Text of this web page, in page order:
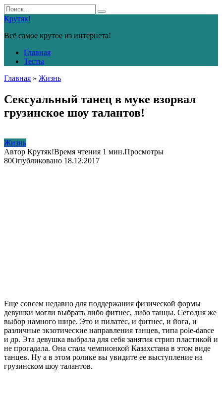
Перейти
к
контенту
Search
for:
Крутяк!
Всё самое крутое из интернета!
Главная
Тесты
Главная » Жизнь
Сексуальный танец в муке взорвал
грузинское шоу талантов!
Жизнь
Автор Крутяк!Время чтения 1 мин.Просмотры
80Опубликовано 18.12.2017
Еще совсем недавно для поддержания физической формы
девушки могли выбрать либо фитнес, либо танцы. Сегодня же
выбор намного шире. Это и пилатес, и фитнес, и йога, и
различные экзотические направления танцев, типа pole-dance
и др. Эта девушка выбрала для себя занятия стрип пластикой и
не прогадала. Она стала чемпионкой Казахстана в этом виде
танцев. Ну а в этом ролике вы увидите ее выступление на
грузинском шоу талантов.